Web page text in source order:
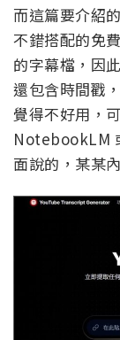
而這篇要介紹
不錯搭配的免
的字幕檔，因
還包含時間戳
覺得不好用，
NotebookLM
面說的，某某